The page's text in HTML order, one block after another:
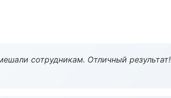
сотрудникам. Отличный результат!